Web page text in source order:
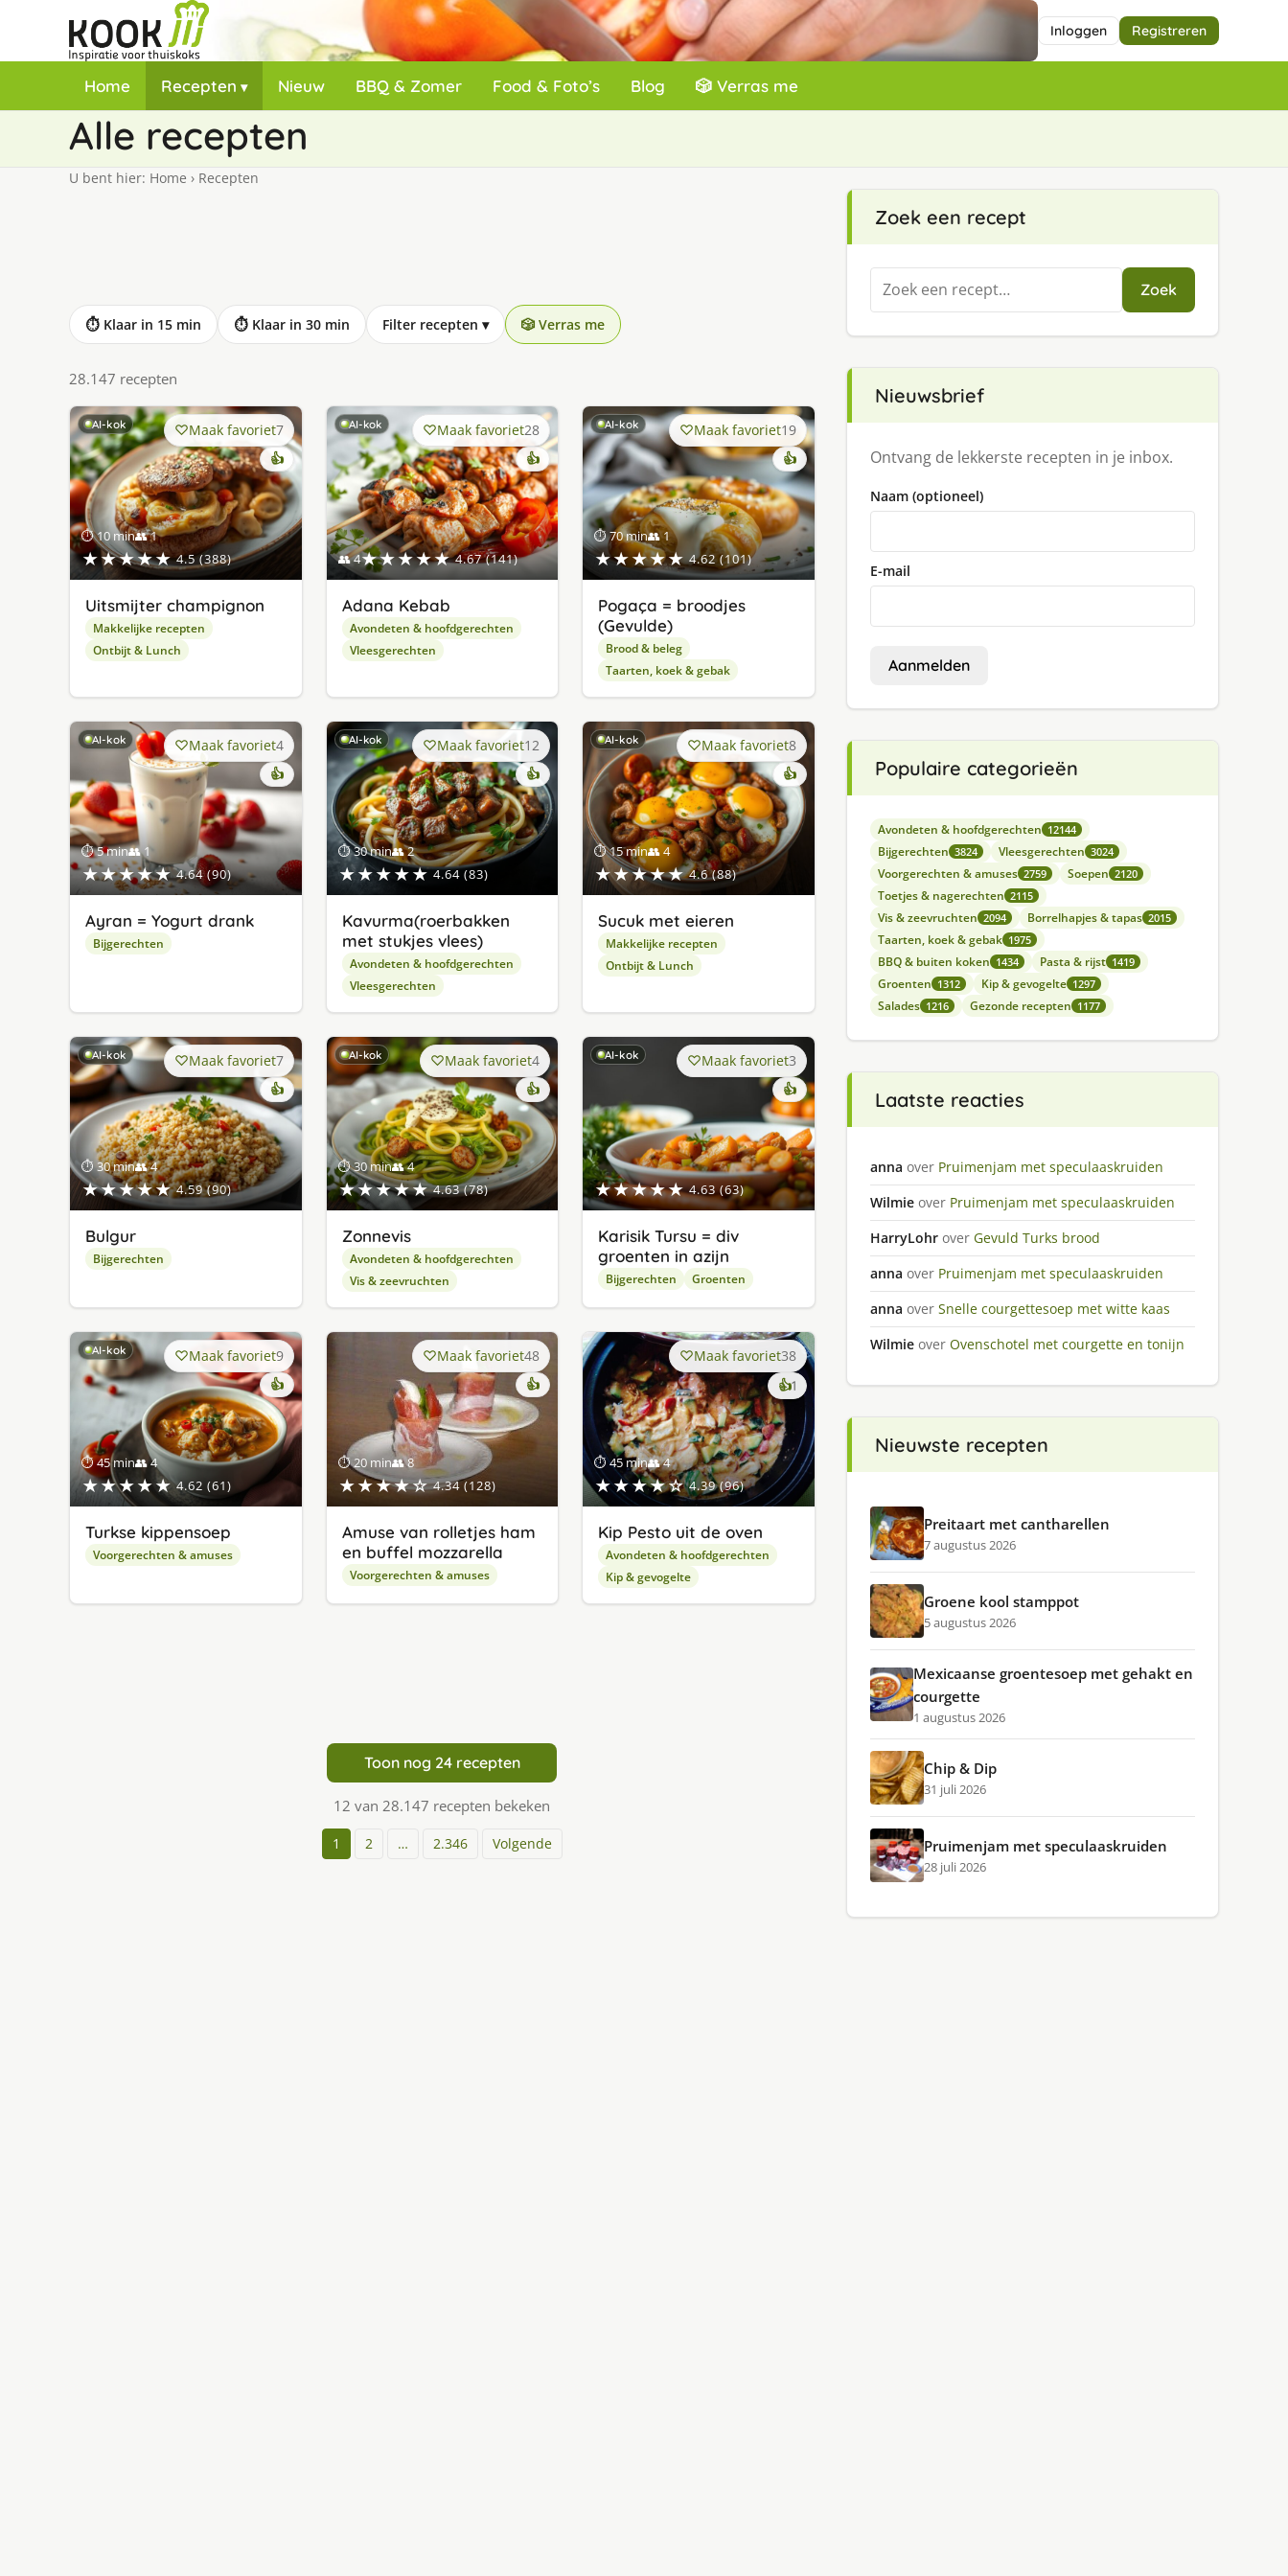
Inloggen Registreren
Home Recepten Nieuw BBQ & Zomer Food & Foto’s Blog 🎲 Verras me
Alle recepten
U bent hier: Home › Recepten
⏱ Klaar in 15 min ⏱ Klaar in 30 min Filter recepten ▾ 🎲 Verras me
28.147 recepten
AI-kok
⏱ 10 min👥 1
★★★★★ 4.5 (388)
Maak favoriet7
👍
Uitsmijter champignon
Makkelijke recepten
Ontbijt & Lunch
AI-kok
👥 4★★★★★ 4.67 (141)
Maak favoriet28
👍
Adana Kebab
Avondeten & hoofdgerechten
Vleesgerechten
AI-kok
⏱ 70 min👥 1
★★★★★ 4.62 (101)
Maak favoriet19
👍
Pogaça = broodjes
(Gevulde)
Brood & beleg
Taarten, koek & gebak
AI-kok
⏱ 5 min👥 1
★★★★★ 4.64 (90)
Maak favoriet4
👍
Ayran = Yogurt drank
Bijgerechten
AI-kok
⏱ 30 min👥 2
★★★★★ 4.64 (83)
Maak favoriet12
👍
Kavurma(roerbakken
met stukjes vlees)
Avondeten & hoofdgerechten
Vleesgerechten
AI-kok
⏱ 15 min👥 4
★★★★★ 4.6 (88)
Maak favoriet8
👍
Sucuk met eieren
Makkelijke recepten
Ontbijt & Lunch
AI-kok
⏱ 30 min👥 4
★★★★★ 4.59 (90)
Maak favoriet7
👍
Bulgur
Bijgerechten
AI-kok
⏱ 30 min👥 4
★★★★★ 4.63 (78)
Maak favoriet4
👍
Zonnevis
Avondeten & hoofdgerechten
Vis & zeevruchten
AI-kok
★★★★★ 4.63 (63)
Maak favoriet3
👍
Karisik Tursu = div
groenten in azijn
Bijgerechten Groenten
AI-kok
⏱ 45 min👥 4
★★★★★ 4.62 (61)
Maak favoriet9
👍
Turkse kippensoep
Voorgerechten & amuses
⏱ 20 min👥 8
★★★★☆ 4.34 (128)
Maak favoriet48
👍
Amuse van rolletjes ham
en buffel mozzarella
Voorgerechten & amuses
⏱ 45 min👥 4
★★★★☆ 4.39 (96)
Maak favoriet38
👍1keer
lekker
gevonden
Kip Pesto uit de oven
Avondeten & hoofdgerechten
Kip & gevogelte
Toon nog 24 recepten
12 van 28.147 recepten bekeken
1 2 … 2.346 Volgende
Zoek een recept
Zoeken
naar:
Zoek
Nieuwsbrief
Ontvang de lekkerste recepten in je inbox.
Naam (optioneel)
E-mail
Aanmelden
Populaire categorieën
Avondeten & hoofdgerechten 12144
Bijgerechten 3824 Vleesgerechten 3024
Voorgerechten & amuses 2759 Soepen 2120
Toetjes & nagerechten 2115
Vis & zeevruchten 2094 Borrelhapjes & tapas 2015
Taarten, koek & gebak 1975
BBQ & buiten koken 1434 Pasta & rijst 1419
Groenten 1312 Kip & gevogelte 1297
Salades 1216 Gezonde recepten 1177
Laatste reacties
anna over Pruimenjam met speculaaskruiden
Wilmie over Pruimenjam met speculaaskruiden
HarryLohr over Gevuld Turks brood
anna over Pruimenjam met speculaaskruiden
anna over Snelle courgettesoep met witte kaas
Wilmie over Ovenschotel met courgette en tonijn
Nieuwste recepten
Preitaart met cantharellen
7 augustus 2026
Groene kool stamppot
5 augustus 2026
Mexicaanse groentesoep met gehakt en
courgette
1 augustus 2026
Chip & Dip
31 juli 2026
Pruimenjam met speculaaskruiden
28 juli 2026